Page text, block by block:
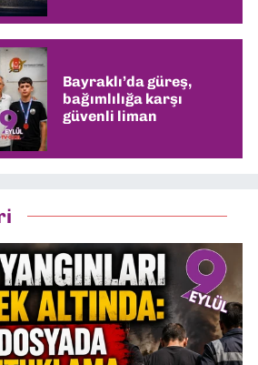
Bayraklı’da güreş,
bağımlılığa karşı
güvenli liman